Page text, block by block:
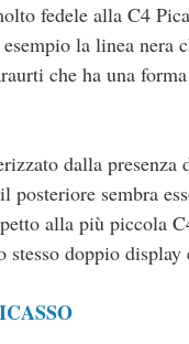
fedele alla C4
la linea
che ha una
dalla
posteriore sembra
alla più piccola
doppio display